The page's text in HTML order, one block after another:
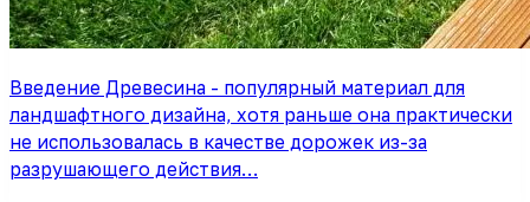
Введение Древесина - популярный материал для
ландшафтного дизайна, хотя раньше она практически
не использовалась в качестве дорожек из-за
разрушающего действия…